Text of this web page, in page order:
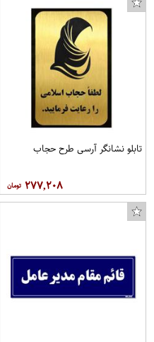
تابلو نشانگر آرسی طرح حجاب
۲۷۷,۲۰۸